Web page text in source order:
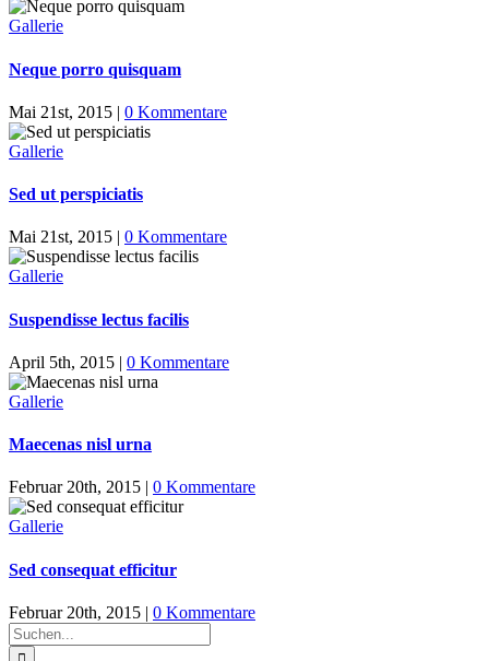
Gallerie
Neque porro quisquam
Mai 21st, 2015 | 0 Kommentare
Gallerie
Sed ut perspiciatis
Mai 21st, 2015 | 0 Kommentare
Gallerie
Suspendisse lectus facilis
April 5th, 2015 | 0 Kommentare
Gallerie
Maecenas nisl urna
Februar 20th, 2015 | 0 Kommentare
Gallerie
Sed consequat efficitur
Februar 20th, 2015 | 0 Kommentare
Suche
nach: